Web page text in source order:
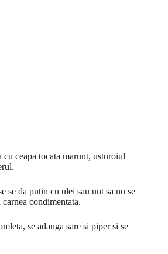
cu ceapa tocata marunt, usturoiul
se da putin cu ulei sau unt sa nu se
carnea condimentata.
se adauga sare si piper si se